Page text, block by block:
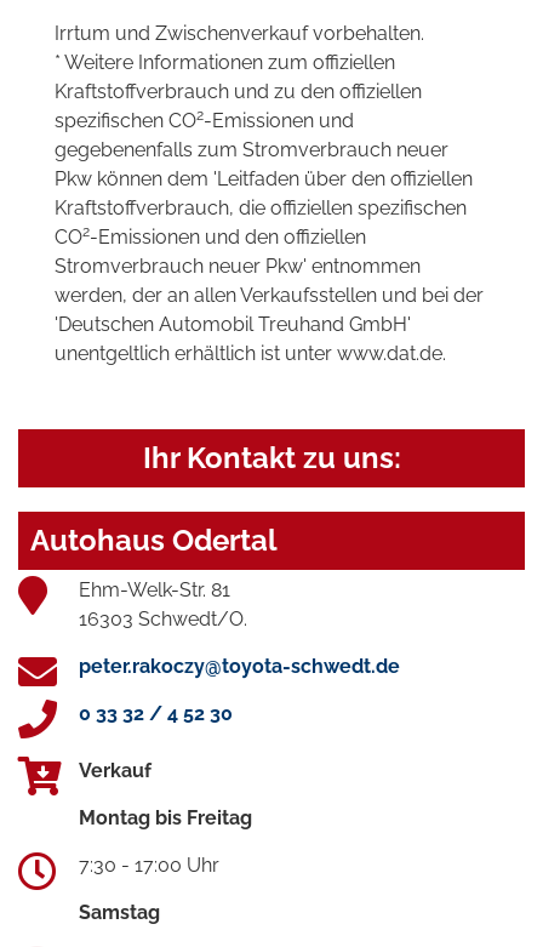
Irrtum und Zwischenverkauf vorbehalten.
* Weitere Informationen zum offiziellen
Kraftstoffverbrauch und zu den offiziellen
spezifischen CO2-Emissionen und
gegebenenfalls zum Stromverbrauch neuer
Pkw können dem 'Leitfaden über den offiziellen
Kraftstoffverbrauch, die offiziellen spezifischen
CO2-Emissionen und den offiziellen
Stromverbrauch neuer Pkw' entnommen
werden, der an allen Verkaufsstellen und bei der
'Deutschen Automobil Treuhand GmbH'
unentgeltlich erhältlich ist unter www.dat.de.
Ihr Kontakt zu uns:
Autohaus Odertal
Ehm-Welk-Str. 81
16303 Schwedt/O.
peter.rakoczy@toyota-schwedt.de
0 33 32 / 4 52 30
Verkauf
Montag bis Freitag
7:30 - 17:00 Uhr
Samstag